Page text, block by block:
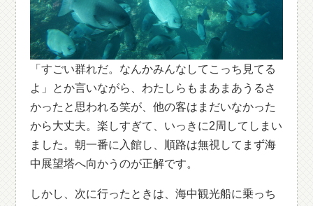
「すごい群れだ。なんかみんなしてこっち見てる
よ」とか言いながら、わたしらもまあまあうるさ
かったと思われる笑が、他の客はまだいなかった
から大丈夫。楽しすぎて、いっきに2周してしまい
ました。朝一番に入館し、順路は無視してまず海
中展望塔へ向かうのが正解です。
しかし、次に行ったときは、海中観光船に乗っち